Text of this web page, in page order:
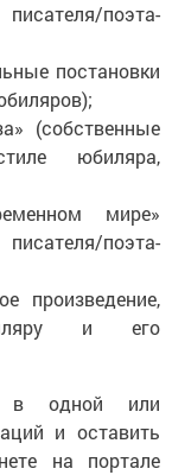
поэта-
постановки
(собственные
юбиляра,
мире»
поэта-
произведение,
и его
в одной или
и оставить
на портале